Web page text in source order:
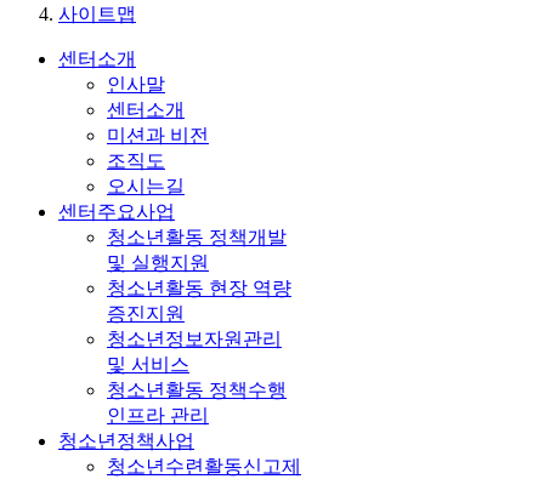
사이트맵
센터소개
인사말
센터소개
미션과 비전
조직도
오시는길
센터주요사업
청소년활동 정책개발
및 실행지원
청소년활동 현장 역량
증진지원
청소년정보자원관리
및 서비스
청소년활동 정책수행
인프라 관리
청소년정책사업
청소년수련활동신고제